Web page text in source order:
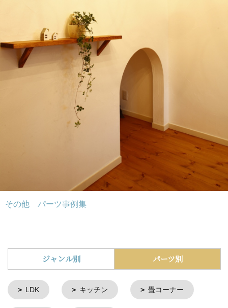
その他 パーツ事例集
ジャンル別 パーツ別
LDK キッチン 畳コーナー